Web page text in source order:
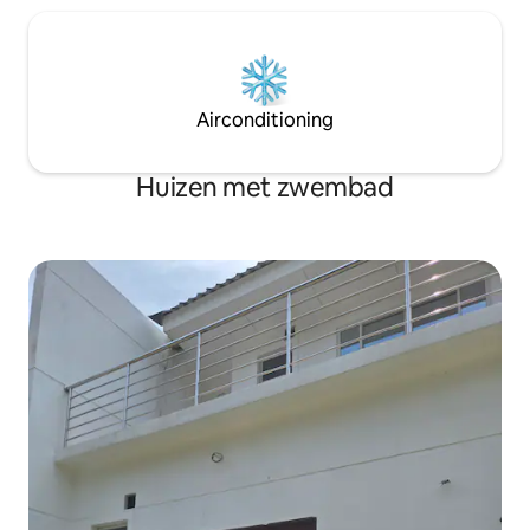
Airconditioning
Huizen met zwembad